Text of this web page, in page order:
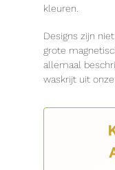
kleuren.
Designs zijn
grote
allemaal
waskrijt uit